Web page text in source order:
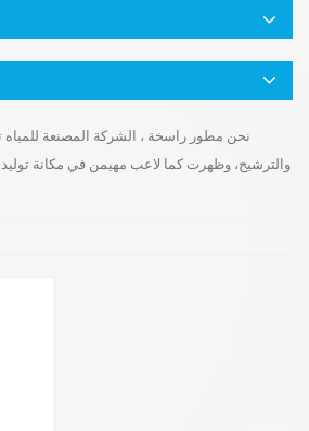
نحن مطور راسخة ، الشركة المصنعة للمياه
والترشيح، وظهرت كما لاعب مهيمن في مكانة